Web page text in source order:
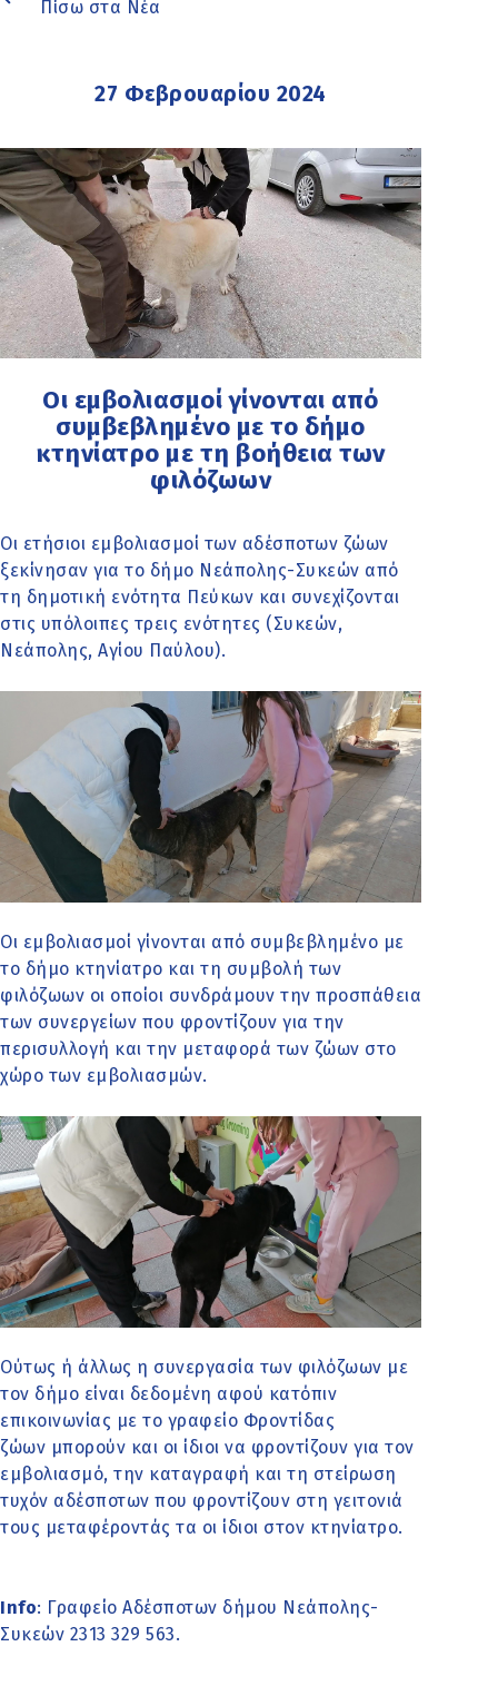
Πίσω στα Νέα
27 Φεβρουαρίου 2024
Οι εμβολιασμοί γίνονται από
συμβεβλημένο με το δήμο
κτηνίατρο με τη βοήθεια των
φιλόζωων
Οι ετήσιοι εμβολιασμοί των αδέσποτων ζώων
ξεκίνησαν για το δήμο Νεάπολης-Συκεών από
τη δημοτική ενότητα Πεύκων και συνεχίζονται
στις υπόλοιπες τρεις ενότητες (Συκεών,
Νεάπολης, Αγίου Παύλου).
Οι εμβολιασμοί γίνονται από συμβεβλημένο με
το δήμο κτηνίατρο και τη συμβολή των
φιλόζωων οι οποίοι συνδράμουν την προσπάθεια
των συνεργείων που φροντίζουν για την
περισυλλογή και την μεταφορά των ζώων στο
χώρο των εμβολιασμών.
Ούτως ή άλλως η συνεργασία των φιλόζωων με
τον δήμο είναι δεδομένη αφού κατόπιν
επικοινωνίας με το γραφείο Φροντίδας
ζώων μπορούν και οι ίδιοι να φροντίζουν για τον
εμβολιασμό, την καταγραφή και τη στείρωση
τυχόν αδέσποτων που φροντίζουν στη γειτονιά
τους μεταφέροντάς τα οι ίδιοι στον κτηνίατρο.
Info: Γραφείο Αδέσποτων δήμου Νεάπολης-
Συκεών 2313 329 563.